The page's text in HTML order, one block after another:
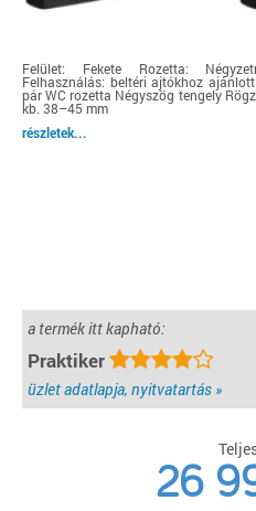
Felület: Fekete Rozetta:
Felhasználás: beltéri ajtókhoz
pár WC rozetta Négyszög tengely
kb. 38–45 mm
részletek...
a termék itt kapható:
Praktiker
üzlet adatlapja, nyitvatartás »
26